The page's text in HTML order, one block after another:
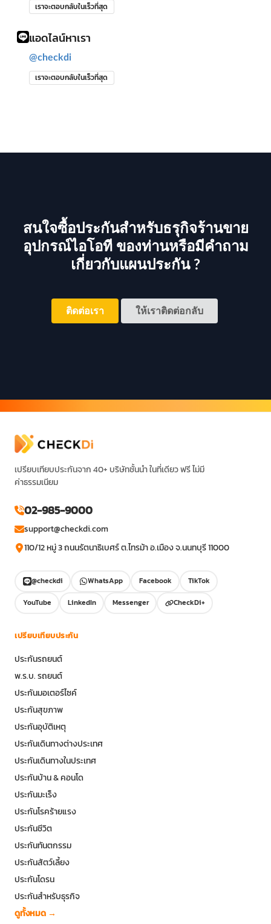
เราจะตอบกลับในเร็วที่สุด
แอดไลน์หาเรา
@checkdi
เราจะตอบกลับในเร็วที่สุด
สนใจซื้อประกันสำหรับธรุกิจร้านขาย
อุปกรณ์ไอโอที ของท่านหรือมีคำถาม
เกี่ยวกับแผนประกัน ?
ติดต่อเรา ให้เราติดต่อกลับ
เปรียบเทียบประกันจาก 40+ บริษัทชั้นนำ ในที่เดียว ฟรี ไม่มี
ค่าธรรมเนียม
02-985-9000
support@checkdi.com
110/12 หมู่ 3 ถนนรัตนาธิเบศร์ ต.ไทรม้า อ.เมือง จ.นนทบุรี 11000
@checkdi WhatsApp Facebook
TikTok
YouTube
LinkedIn Messenger CheckDi+
เปรียบเทียบประกัน
ประกันรถยนต์
พ.ร.บ. รถยนต์
ประกันมอเตอร์ไซค์
ประกันสุขภาพ
ประกันอุบัติเหตุ
ประกันเดินทางต่างประเทศ
ประกันเดินทางในประเทศ
ประกันบ้าน & คอนโด
ประกันมะเร็ง
ประกันโรคร้ายแรง
ประกันชีวิต
ประกันทันตกรรม
ประกันสัตว์เลี้ยง
ประกันโดรน
ประกันสำหรับธุรกิจ
ดูทั้งหมด →